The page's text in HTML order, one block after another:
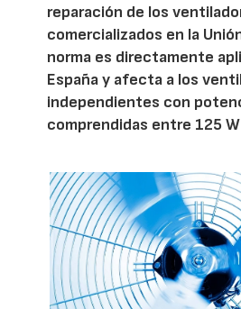
reparación de los
comercializados en la
norma es directamente
España y afecta a los
independientes con
comprendidas entre 125